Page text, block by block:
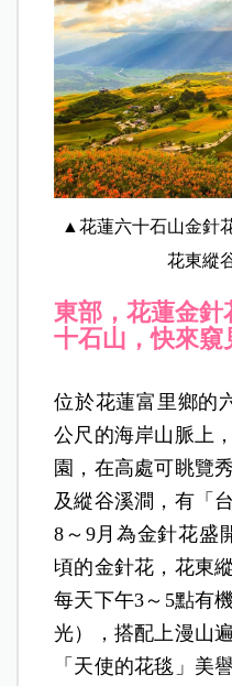
▲花蓮六十石山金針
花東縱
東部，花蓮金針
十石山，快來窺
位於花蓮富里鄉的
公尺的海岸山脈上
園，在高處可眺覽
及縱谷溪澗，有「
8～9月為金針花盛
頃的金針花，花東
每天下午3～5點有
光），搭配上漫山
「天使的花毯」美